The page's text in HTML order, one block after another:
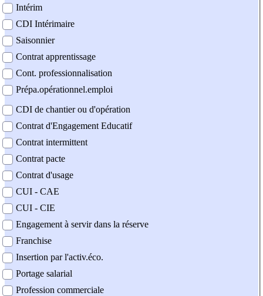
Intérim
CDI Intérimaire
Saisonnier
Contrat apprentissage
Cont. professionnalisation
Prépa.opérationnel.emploi
CDI de chantier ou d'opération
Contrat d'Engagement Educatif
Contrat intermittent
Contrat pacte
Contrat d'usage
CUI - CAE
CUI - CIE
Engagement à servir dans la réserve
Franchise
Insertion par l'activ.éco.
Portage salarial
Profession commerciale